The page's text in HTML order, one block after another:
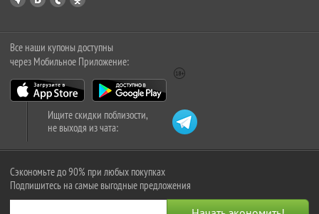
Все наши купоны доступны
через Мобильное Приложение:
Ищите скидки поблизости,
не выходя из чата:
Сэкономьте до 90% при любых покупках
Подпишитесь на самые выгодные предложения